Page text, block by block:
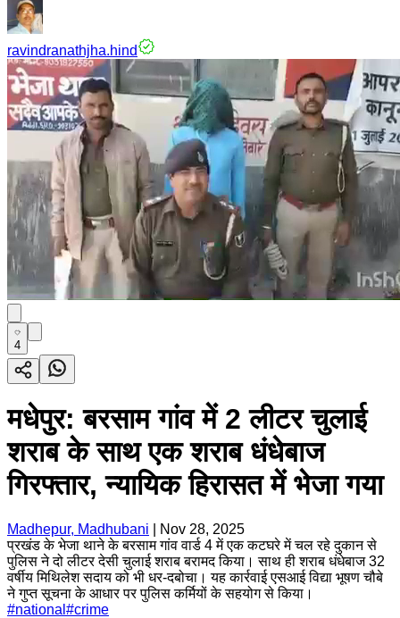
ravindranathjha.hind
4
मधेपुर: बरसाम गांव में 2 लीटर चुलाई
शराब के साथ एक शराब धंधेबाज
गिरफ्तार, न्यायिक हिरासत में भेजा गया
Madhepur, Madhubani
Nov 28, 2025
प्रखंड के भेजा थाने के बरसाम गांव वार्ड 4 में एक कटघरे में चल रहे दुकान से
पुलिस ने दो लीटर देसी चुलाई शराब बरामद किया। साथ ही शराब धंधेबाज 32
वर्षीय मिथिलेश सदाय को भी धर-दबोचा। यह कार्रवाई एसआई विद्या भूषण चौबे
ने गुप्त सूचना के आधार पर पुलिस कर्मियों के सहयोग से किया।
#national #crime